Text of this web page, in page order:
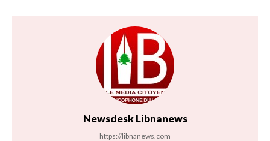
Newsdesk Libnanews
https://libnanews.com